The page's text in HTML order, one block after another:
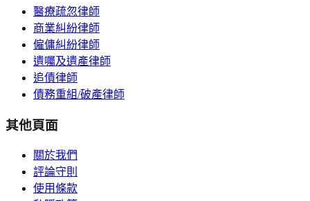
醫療疏忽律師
商業糾紛律師
僱傭糾紛律師
遺囑及遺產律師
追債律師
債務重組/破產律師
其他頁面
關於我們
評論守則
使用條款